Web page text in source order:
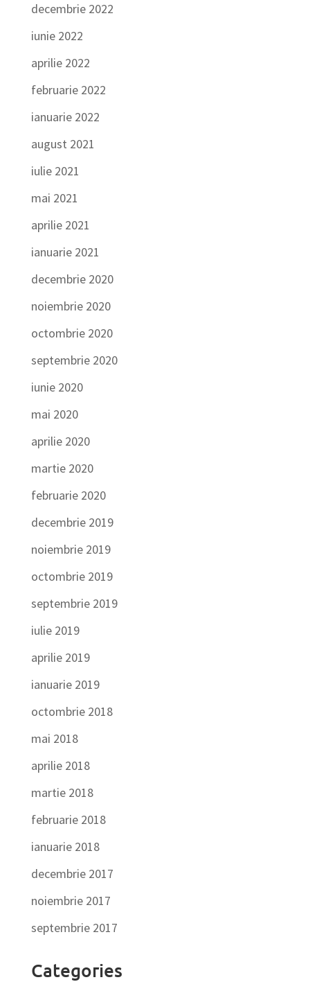
decembrie 2022
iunie 2022
aprilie 2022
februarie 2022
ianuarie 2022
august 2021
iulie 2021
mai 2021
aprilie 2021
ianuarie 2021
decembrie 2020
noiembrie 2020
octombrie 2020
septembrie 2020
iunie 2020
mai 2020
aprilie 2020
martie 2020
februarie 2020
decembrie 2019
noiembrie 2019
octombrie 2019
septembrie 2019
iulie 2019
aprilie 2019
ianuarie 2019
octombrie 2018
mai 2018
aprilie 2018
martie 2018
februarie 2018
ianuarie 2018
decembrie 2017
noiembrie 2017
septembrie 2017
Categories